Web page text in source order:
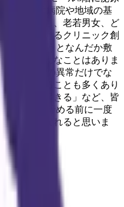
た。 大学病院や地域の基
験を活かし、老若男女、ど
ていただけるクリニック創
器科というとなんだか敷
んが、そんなことはありま
や前立腺の異常だけでな
一つとなることも多くあり
トイレに起きる」など、皆
のせいと諦める前に一度
とお力になれると思いま